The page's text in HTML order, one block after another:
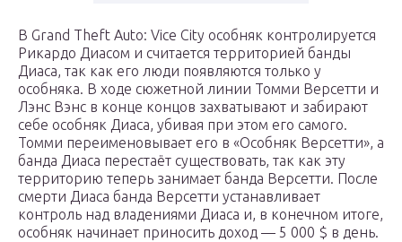
В Grand Theft Auto: Vice City особняк контролируется
Рикардо Диасом и считается территорией банды
Диаса, так как его люди появляются только у
особняка. В ходе сюжетной линии Томми Версетти и
Лэнс Вэнс в конце концов захватывают и забирают
себе особняк Диаса, убивая при этом его самого.
Томми переименовывает его в «Особняк Версетти», а
банда Диаса перестаёт существовать, так как эту
территорию теперь занимает банда Версетти. После
смерти Диаса банда Версетти устанавливает
контроль над владениями Диаса и, в конечном итоге,
особняк начинает приносить доход — 5 000 $ в день.